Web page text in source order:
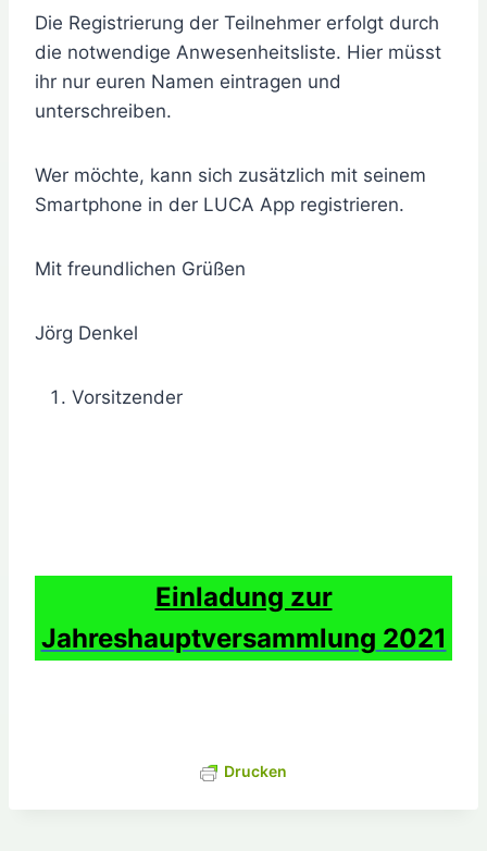
Die Registrierung der Teilnehmer erfolgt durch
die notwendige Anwesenheitsliste. Hier müsst
ihr nur euren Namen eintragen und
unterschreiben.
Wer möchte, kann sich zusätzlich mit seinem
Smartphone in der LUCA App registrieren.
Mit freundlichen Grüßen
Jörg Denkel
Vorsitzender
Einladung zur
Jahreshauptversammlung 2021
Drucken